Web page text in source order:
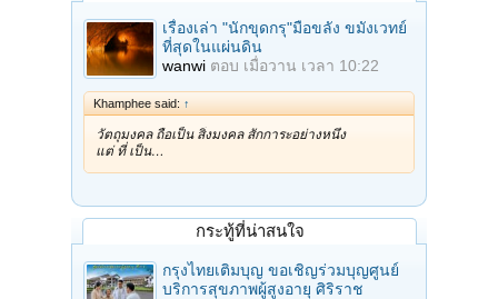
เรื่องเล่า "นักขุดกรุ"มือขลัง ขมังเวทย์
ที่สุดในแผ่นดิน
wanwi ตอบ เมื่อวาน เวลา 10:22
Khamphee said: ↑
วัตถุมงคล ถือเป็น สิ่งมงคล สักการะอย่างหนึ่ง
แต่ ที่ เป็น…
กระทู้ที่น่าสนใจ
กรุงไทยเติมบุญ ขอเชิญร่วมบุญศูนย์
บริการสุขภาพผู้สูงอายุ ศิริราช